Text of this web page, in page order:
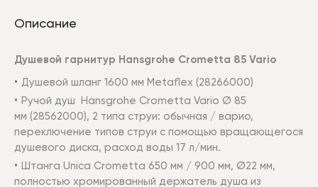
Описание
Душевой гарнитур Hansgrohe Crometta 85 Vario
Душевой шланг 1600 мм Metaflex (28266000)
Ручой душ Hansgrohe Crometta Vario Ø 85
мм (28562000), 2 типа струи: обычная / варио,
переключение типов струи с помощью вращающегося
душевого диска, расход воды 17 л/мин.
Штанга Unica Crometta 650 мм / 900 мм, Ø22 мм,
полностью хромированный держатель душа из